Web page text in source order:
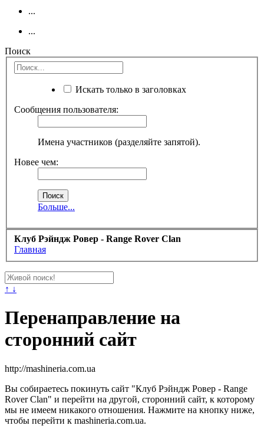
...
...
Поиск
Искать только в заголовках
Сообщения пользователя:
Имена участников (разделяйте запятой).
Новее чем:
Больше...
Клуб Рэйндж Ровер - Range Rover Clan
Главная
↑ ↓
Перенаправление на
сторонний сайт
http://mashineria.com.ua
Вы собираетесь покинуть сайт "Клуб Рэйндж Ровер - Range
Rover Clan" и перейти на другой, сторонний сайт, к которому
мы не имеем никакого отношения. Нажмите на кнопку ниже,
чтобы перейти к mashineria.com.ua.